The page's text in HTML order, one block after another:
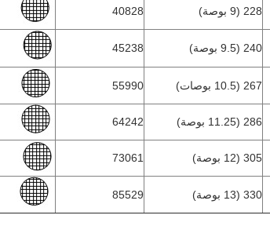
228 (9 بوصة) 40828
240 (9.5 بوصة) 45238
267 (10.5 بوصات) 55990
286 (11.25 بوصة) 64242
305 (12 بوصة) 73061
330 (13 بوصة) 85529